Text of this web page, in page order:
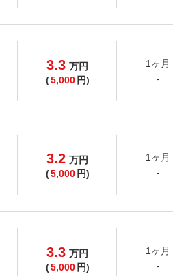
3.3 万円
(5,000 円)
1ヶ月
-
3.2 万円
(5,000 円)
1ヶ月
-
3.3 万円
(5,000 円)
1ヶ月
-